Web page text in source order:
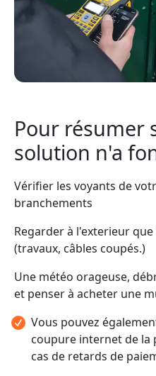
Pour résumer
solution n'a
Vérifier les voyants de
branchements
Regarder à l'exterieur
(travaux, câbles coupés.)
Une météo orageuse,
et penser à acheter une
Vous pouvez
coupure internet de la
cas de retards de